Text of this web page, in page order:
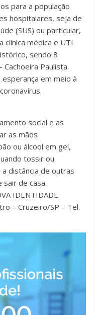
para a população
hospitalares, seja de
(SUS) ou particular,
clínica médica e UTI
sendo 8
Cachoeira Paulista.
em meio à
social e as
as mãos
ou álcool em gel,
tossir ou
distância de outras
de casa.
IDENTIDADE.
– Cruzeiro/SP – Tel.